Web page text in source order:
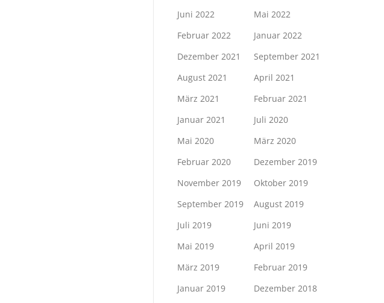
Juni 2022
Mai 2022
Februar 2022
Januar 2022
Dezember 2021
September 2021
August 2021
April 2021
März 2021
Februar 2021
Januar 2021
Juli 2020
Mai 2020
März 2020
Februar 2020
Dezember 2019
November 2019
Oktober 2019
September 2019
August 2019
Juli 2019
Juni 2019
Mai 2019
April 2019
März 2019
Februar 2019
Januar 2019
Dezember 2018